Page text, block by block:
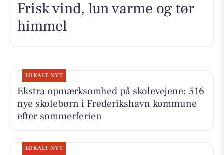
Frisk vind, lun varme og tør
himmel
LOKALT NYT
Ekstra opmærksomhed på skolevejene: 516
nye skolebørn i Frederikshavn kommune
efter sommerferien
LOKALT NYT